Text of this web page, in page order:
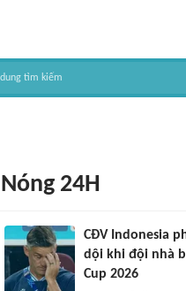
Nóng 24H
CĐV Indonesia
dội khi đội nhà
Cup 2026